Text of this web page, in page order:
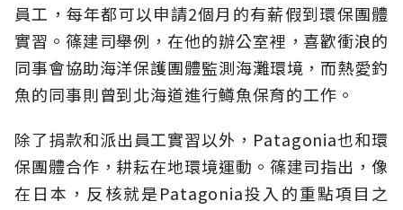
員工，每年都可以申請2個月的有薪假到環保團體
實習。篠建司舉例，在他的辦公室裡，喜歡衝浪的
同事會協助海洋保護團體監測海灘環境，而熱愛釣
魚的同事則曾到北海道進行鱒魚保育的工作。
除了捐款和派出員工實習以外，Patagonia也和環
保團體合作，耕耘在地環境運動。篠建司指出，像
在日本，反核就是Patagonia投入的重點項目之